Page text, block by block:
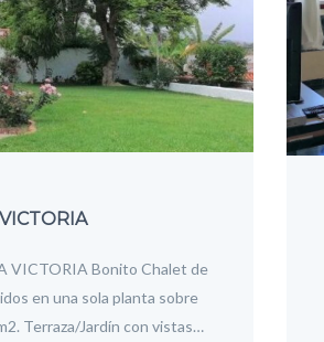
VICTORIA Bonito Chalet de
en una sola planta sobre
Terraza/Jardín con vistas…